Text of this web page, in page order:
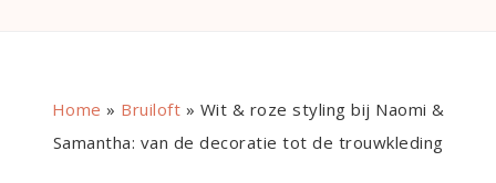
Home » Bruiloft » Wit & roze styling bij Naomi &
Samantha: van de decoratie tot de trouwkleding